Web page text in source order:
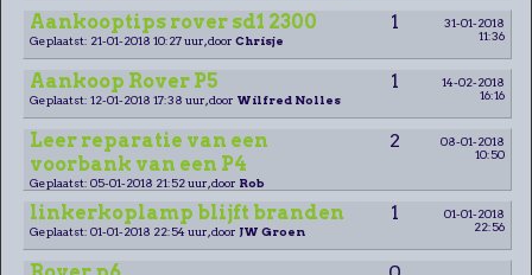
Aankooptips rover sd1 2300 1
31-01-2018
11:36
Geplaatst: 21-01-2018 10:27 uur, door Chrisje
Aankoop Rover P5 1
14-02-2018
16:16
Geplaatst: 12-01-2018 17:38 uur, door Wilfred Nolles
Leer reparatie van een
voorbank van een P4
2
08-01-2018
10:50
Geplaatst: 05-01-2018 21:52 uur, door Rob
linkerkoplamp blijft branden 1
01-01-2018
22:56
Geplaatst: 01-01-2018 22:54 uur, door JW Groen